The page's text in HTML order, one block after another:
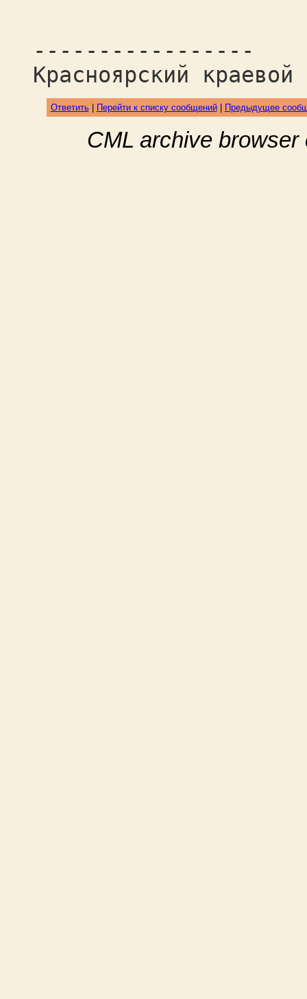
-----------------
Красноярский
Ответить| Перейти к списку сообщений| Предыдущее
CML archive